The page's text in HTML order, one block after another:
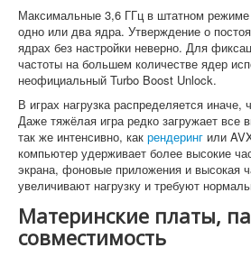
Максимальные 3,6 ГГц в штатном режиме
одно или два ядра. Утверждение о
ядрах без настройки неверно. Для
частоты на большем количестве ядер
неофициальный Turbo Boost Unlock.
В играх нагрузка распределяется иначе,
Даже тяжёлая игра редко загружает все
так же интенсивно, как рендеринг или
компьютер удерживает более высокие
экрана, фоновые приложения и высокая
увеличивают нагрузку и требуют
Материнские платы,
совместимость